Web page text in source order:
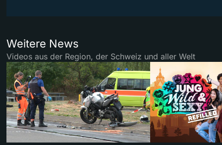
Weitere News
Videos aus der Region, der Schweiz und aller Welt